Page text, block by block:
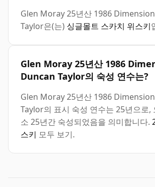
Glen Moray 25년산 1986
Taylor은(는) 싱글몰트 스카치 위스키
Glen Moray 25년산 1986
Duncan Taylor의 숙성 연수는?
Glen Moray 25년산 1986
Taylor의 표시 숙성 연수는 25년으로,
소 25년간 숙성되었음을 의미합니다.
스키 모두 보기.